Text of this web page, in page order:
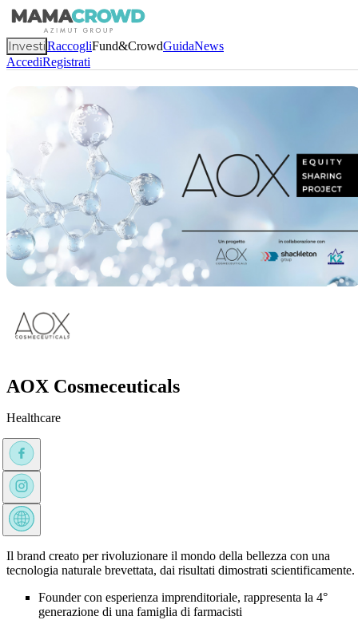
InvestiRaccogliFund&CrowdGuidaNews
AccediRegistrati
AOX Cosmeceuticals
Healthcare
Il brand creato per rivoluzionare il mondo della bellezza con una
tecnologia naturale brevettata, dai risultati dimostrati scientificamente.
Founder con esperienza imprenditoriale, rappresenta la 4°
generazione di una famiglia di farmacisti